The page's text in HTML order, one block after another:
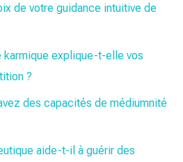
de votre guidance intuitive de
karmique explique-t-elle vos
?
des capacités de médiumnité
aide-t-il à guérir des